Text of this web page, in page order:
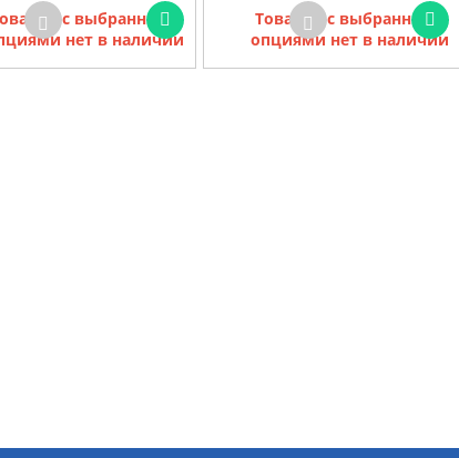
с выбранными
нет в наличии
Товаров с выбранными
опциями нет в наличии